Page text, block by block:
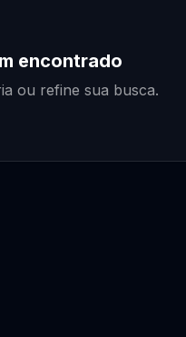
encontrado
ou refine sua busca.